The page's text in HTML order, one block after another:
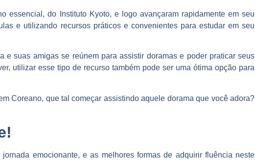
essencial, do Instituto Kyoto, e logo avançaram rapidamente em seu
e utilizando recursos práticos e convenientes para estudar em seu
e suas amigas se reúnem para assistir doramas e poder praticar seus
utilizar esse tipo de recurso também pode ser uma ótima opção para
Coreano, que tal começar assistindo aquele dorama que você adora?
emocionante, e as melhores formas de adquirir fluência neste